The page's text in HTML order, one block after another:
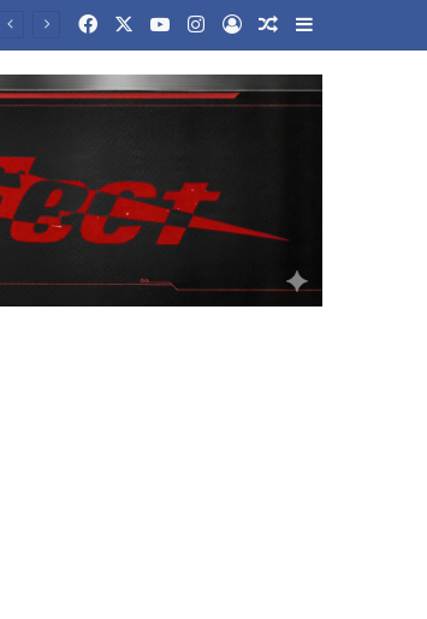
FacebookYouTubeInstagram
Log InRandom Article
Sidebar